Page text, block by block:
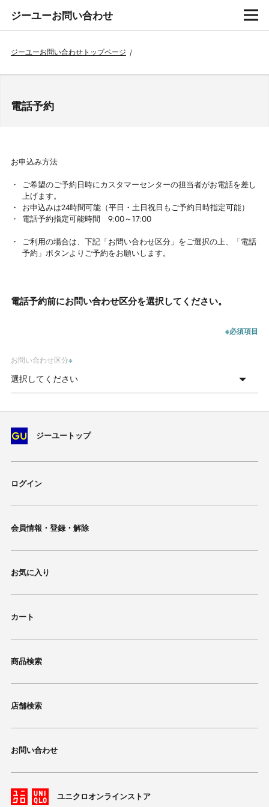
ジーユーお問い合わせ
ジーユーお問い合わせトップページ /
電話予約
お申込み方法
ご希望のご予約日時にカスタマーセンターの担当者がお電話を差し
上げます。
お申込みは24時間可能（平日・土日祝日もご予約日時指定可能）
電話予約指定可能時間 9:00～17:00
ご利用の場合は、下記「お問い合わせ区分」をご選択の上、「電話
予約」ボタンよりご予約をお願いします。
電話予約前にお問い合わせ区分を選択してください。
※必須項目
お問い合わせ区分※
ジーユートップ
ログイン
会員情報・登録・解除
お気に入り
カート
商品検索
店舗検索
お問い合わせ
ユニクロオンラインストア